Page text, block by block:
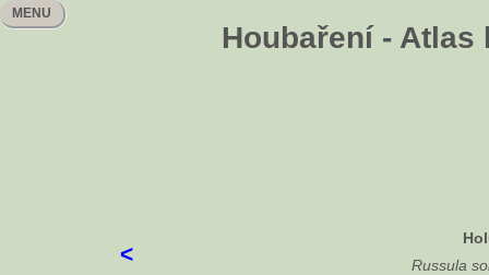
Houbaření -
MENU
<
Russula